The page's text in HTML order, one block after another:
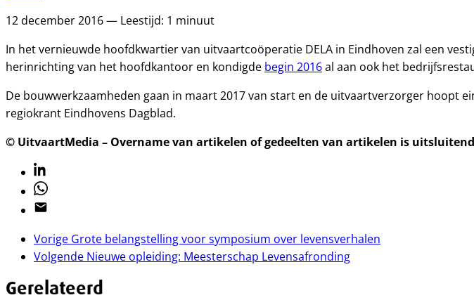
12 december 2016 — Leestijd: 1 minuut
In het vernieuwde hoofdkwartier van uitvaartcoöperatie DELA in Eindhoven zal een
herinrichting van het hoofdkantoor en kondigde begin 2016al aan ook het
De bouwwerkzaamheden gaan in maart 2017 van start en de uitvaartverzorger hoopt
regiokrant Eindhovens Dagblad.
© UitvaartMedia – Overname van artikelen of gedeelten van artikelen is
Linkedin
Whatsapp
Email
Vorige Grote belangstelling voor symposium over levensverhalen
Volgende Nieuwe opleiding: Meesterschap Levensafronding
Gerelateerd